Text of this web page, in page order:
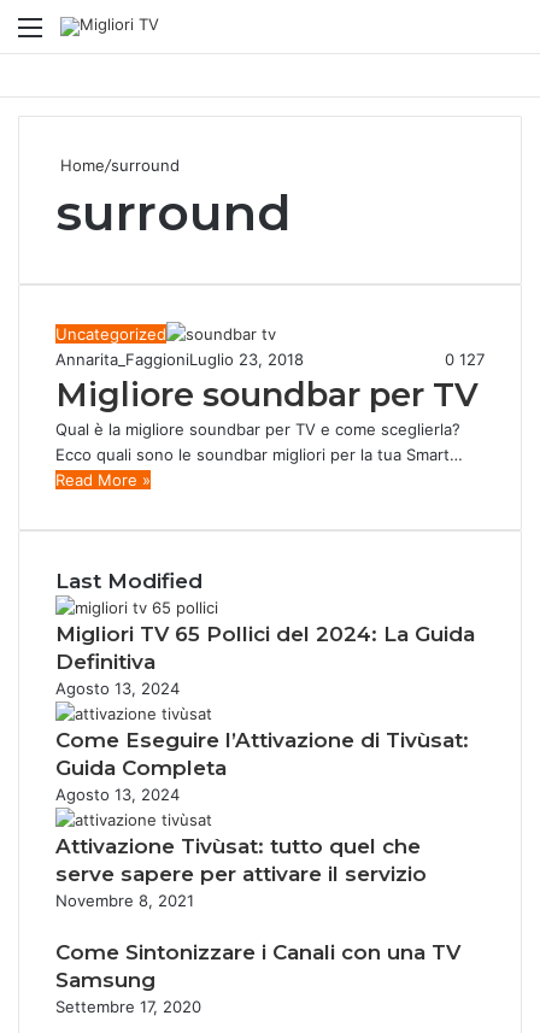
Menu
Home/surround
surround
Uncategorized
Annarita_FaggioniLuglio 23, 2018 0 127
Migliore soundbar per TV
Qual è la migliore soundbar per TV e come sceglierla?
Ecco quali sono le soundbar migliori per la tua Smart…
Read More »
Last Modified
Migliori TV 65 Pollici del 2024: La Guida
Definitiva
Agosto 13, 2024
Come Eseguire l’Attivazione di Tivùsat:
Guida Completa
Agosto 13, 2024
Attivazione Tivùsat: tutto quel che
serve sapere per attivare il servizio
Novembre 8, 2021
Come Sintonizzare i Canali con una TV
Samsung
Settembre 17, 2020